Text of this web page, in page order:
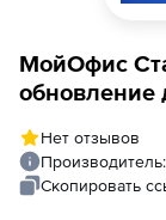
МойОфис
обновление
Нет отзывов
Производитель:
Скопировать